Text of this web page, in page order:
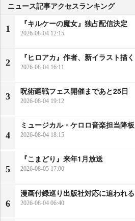
ニュース記事アクセスランキング
1
『キルケーの魔女』独占配信決定
2026-08-04 12:15
2
『ヒロアカ』作者、新イラスト描く
2026-08-04 16:11
3
呪術廻戦フェス開催まであと25日
2026-08-04 19:12
4
ミュージカル・ケロロ音楽担当降板
2026-08-04 18:15
5
『こまどり』来年1月放送
2026-08-05 17:00
6
漫画付録巡り出版社対応に追われる
2026-08-04 06:40